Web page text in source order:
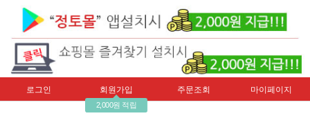
로그인 회원가입
2,000원 적립
주문조회 마이페이지